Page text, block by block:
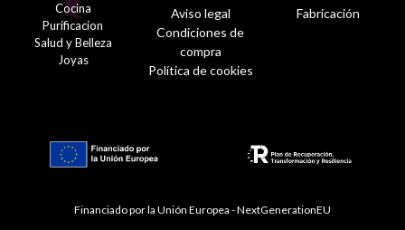
Cocina
Purificacion
Salud y Belleza
Joyas
Aviso legal
Condiciones de
compra
Política de cookies
Fabricación
Financiado por la Unión Europea - NextGenerationEU